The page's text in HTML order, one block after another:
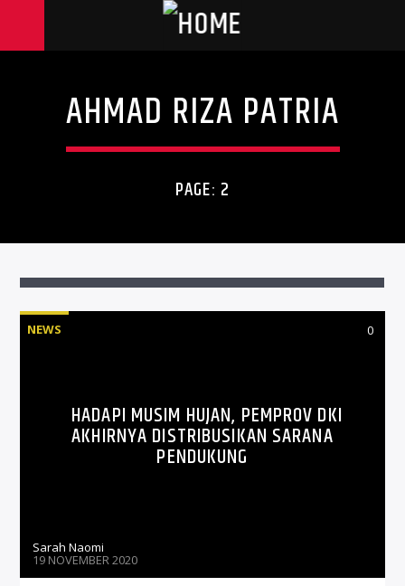
AHMAD RIZA PATRIA
PAGE: 2
NEWS 0
HADAPI MUSIM HUJAN, PEMPROV DKI
AKHIRNYA DISTRIBUSIKAN SARANA
PENDUKUNG
Sarah Naomi
19 NOVEMBER 2020